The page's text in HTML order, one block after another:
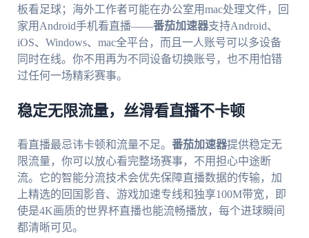
板看足球；海外工作者可能在办公室用mac处理文件，回
家用Android手机看直播——番茄加速器支持Android、
iOS、Windows、mac全平台，而且一人账号可以多设备
同时在线。你不用再为不同设备切换账号，也不用怕错
过任何一场精彩赛事。
稳定无限流量，丝滑看直播不卡顿
看直播最忌讳卡顿和流量不足。 番茄加速器提供稳定无
限流量，你可以放心看完整场赛事，不用担心中途断
流。它的智能分流技术会优先保障直播数据的传输，加
上精选的回国影音、游戏加速专线和独享100M带宽，即
使是4K画质的世界杯直播也能流畅播放，每个进球瞬间
都清晰可见。